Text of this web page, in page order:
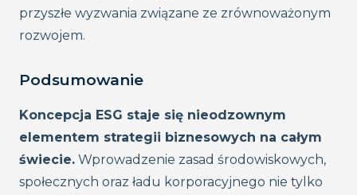
przyszłe wyzwania związane ze zrównoważonym
rozwojem.
Podsumowanie
Koncepcja ESG staje się nieodzownym
elementem strategii biznesowych na całym
świecie. Wprowadzenie zasad środowiskowych,
społecznych oraz ładu korporacyjnego nie tylko